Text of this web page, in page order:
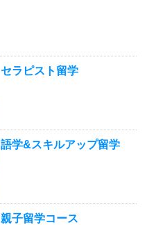
セラピスト留学
語学&スキルアップ留学
親子留学コース